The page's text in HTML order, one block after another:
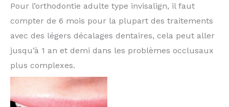
Pour l’orthodontie adulte type invisalign, il faut
compter de 6 mois pour la plupart des traitements
avec des légers décalages dentaires, cela peut aller
jusqu’à 1 an et demi dans les problèmes occlusaux
plus complexes.